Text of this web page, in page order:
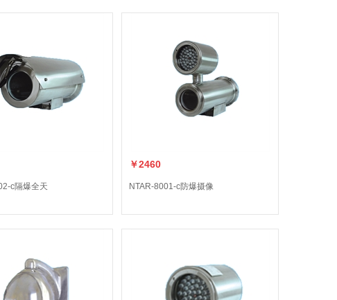
设备制造有限公司
电子设备有限公司
c隔爆全天
￥2460
NTAR-8001-c防爆摄像